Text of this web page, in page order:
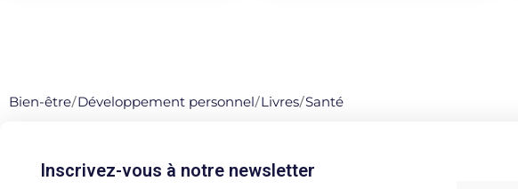
Bien-être/Développement personnel/Livres/Santé
Inscrivez-vous à notre newsletter